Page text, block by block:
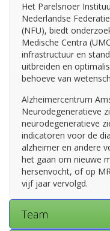
Het Parelsnoer
Nederlandse
(NFU), biedt
Medische Centra
infrastructuur en
uitbreiden en
behoeve van
Alzheimercentrum
Neurodegeneratieve
neurodegeneratieve
indicatoren voor de
alzheimer en andere
het gaan om nieuwe
hersenvocht, of op
vijf jaar vervolgd.
Team